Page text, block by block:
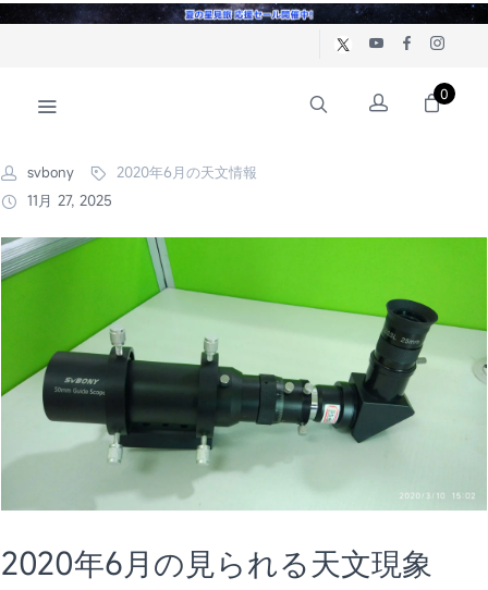
0
svbony
2020年6月の天文情報
11月 27, 2025
2020年6月の見られる天文現象